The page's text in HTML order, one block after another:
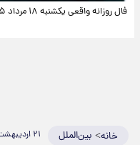
فال روزانه واقعی یکشنبه ۱۸ مرداد ۱۴۰۵
خانه> بین‌الملل ۲۱ اردیبهشت ۱۴۰۵